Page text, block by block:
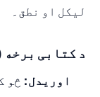
لیکل او نطق۔
د کتابی برخه
اوریدل: څو